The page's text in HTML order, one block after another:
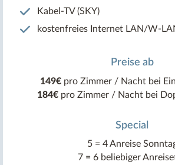
Kabel-TV (SKY)
kostenfreies Internet LAN/W-
Preise ab
149€pro Zimmer / Nacht bei
184€pro Zimmer / Nacht bei
Special
5 = 4 Anreise
7 = 6 beliebiger